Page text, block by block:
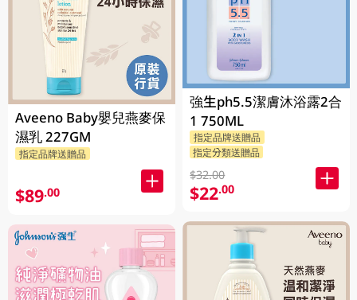
Aveeno Baby嬰兒燕麥保
濕乳 227GM
指定品牌送贈品
$89.00
強生ph5.5潔膚沐浴露2合
1 750ML
指定品牌送贈品
指定分類送贈品
$32.00
$22.00